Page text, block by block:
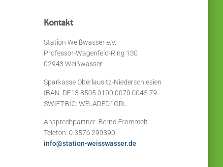
Kontakt
Station Weißwasser e.V.
Professor-Wagenfeld-Ring 130
02943 Weißwasser
Sparkasse Oberlausitz-Niederschlesien
IBAN: DE13 8505 0100 0070 0045 79
SWIFT-BIC: WELADED1GRL
Ansprechpartner: Bernd Frommelt
Telefon: 0 3576 290390
info@station-weisswasser.de